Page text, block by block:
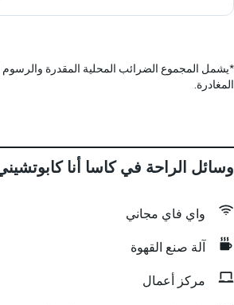
*يشمل المجموع الضرائب المحلية المقدرة
المغادرة.
وسائل الراحة في كاسا أنا
واي فاي مجاني
آلة صنع القهوة
مركز أعمال